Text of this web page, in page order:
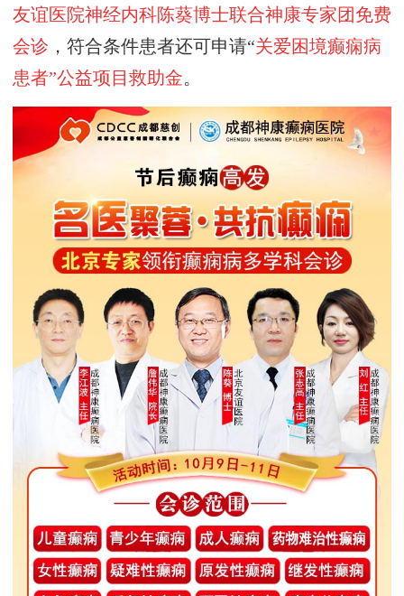
友谊医院神经内科陈葵博士联合神康专家团免费
会诊 ，符合条件患者还可申请“关爱困境癫痫病
患者”公益项目救助金。